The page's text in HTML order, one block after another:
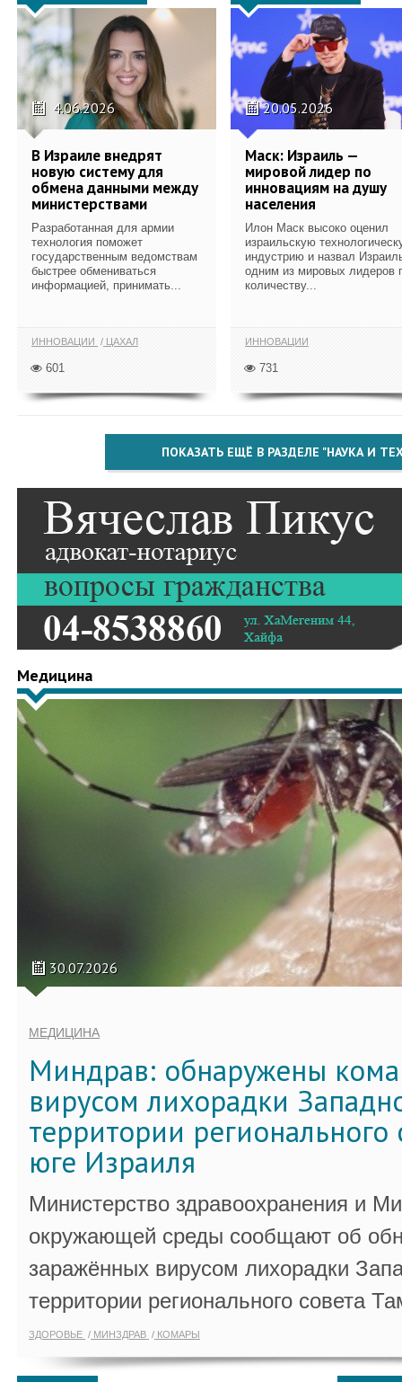
4.06.2026
В Израиле внедрят
новую систему для
обмена данными между
министерствами
Разработанная для армии
технология поможет
государственным ведомствам
быстрее обмениваться
информацией, принимать...
ИННОВАЦИИ ЦАХАЛ
601
20.05.2026
Маск: Израиль —
мировой лидер по
инновациям на душу
населения
Илон Маск высоко оценил
израильскую
индустрию и назвал
одним из мировых лидеров
количеству...
ИННОВАЦИИ
731
ПОКАЗАТЬ ЕЩЁ В РАЗДЕЛЕ "НАУКА И
Медицина
30.07.2026
МЕДИЦИНА
Миндрав: обнаружены
вирусом лихорадки
территории регионального
юге Израиля
Министерство здравоохранения и
окружающей среды сообщают об
заражённых вирусом лихорадки
территории регионального совета
ЗДОРОВЬЕ МИНЗДРАВ КОМАРЫ